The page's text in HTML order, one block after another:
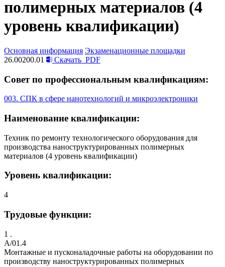
полимерных материалов (4
уровень квалификации)
Основная информация Экзаменационные площадки
26.00200.01
Скачать PDF
Совет по профессиональным квалификациям:
003. СПК в сфере нанотехнологий и микроэлектроники
Наименование квалификации:
Техник по ремонту технологического оборудования для
производства наноструктурированных полимерных
материалов (4 уровень квалификации)
Уровень квалификации:
4
Трудовые функции:
1 .
A/01.4
Монтажные и пусконаладочные работы на оборудовании по
производству наноструктурированных полимерных